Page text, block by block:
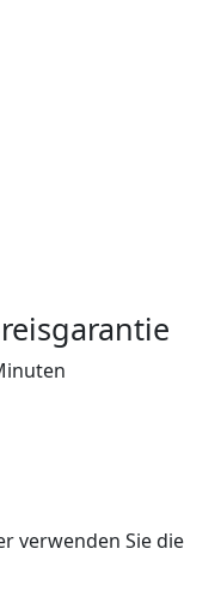
verwenden Sie die